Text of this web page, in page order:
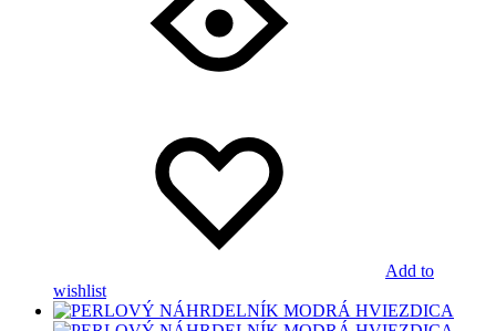
Add to
wishlist